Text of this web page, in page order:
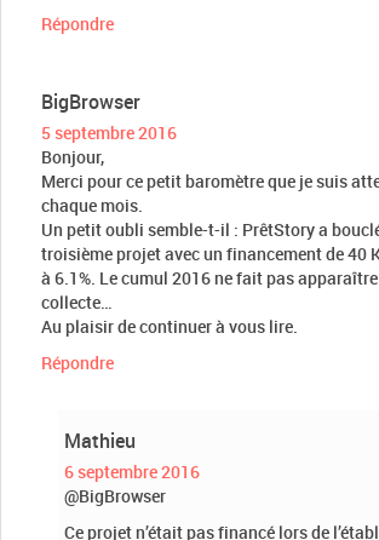
Répondre
BigBrowser
5 septembre 2016
Bonjour,
Merci pour ce petit baromètre que je suis
chaque mois.
Un petit oubli semble-t-il : PrêtStory a
troisième projet avec un financement de 40
à 6.1%. Le cumul 2016 ne fait pas
collecte…
Au plaisir de continuer à vous lire.
Répondre
Mathieu
6 septembre 2016
@BigBrowser
Ce projet n’était pas financé lors de